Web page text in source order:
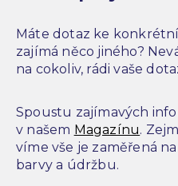
Máte dotaz ke
zajímá něco jiného?
na cokoliv, rádi vaše
Spoustu zajímavých
v našem Magazínu.
víme vše je zaměřená
barvy a údržbu.